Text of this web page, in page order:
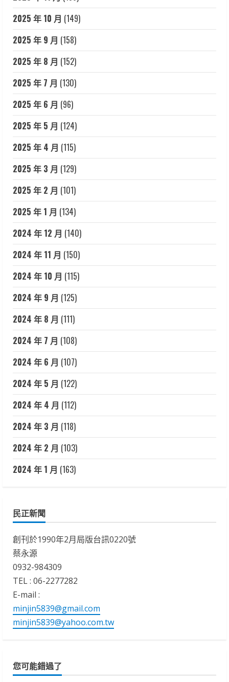
2025 年 10 月 (149)
2025 年 9 月 (158)
2025 年 8 月 (152)
2025 年 7 月 (130)
2025 年 6 月 (96)
2025 年 5 月 (124)
2025 年 4 月 (115)
2025 年 3 月 (129)
2025 年 2 月 (101)
2025 年 1 月 (134)
2024 年 12 月 (140)
2024 年 11 月 (150)
2024 年 10 月 (115)
2024 年 9 月 (125)
2024 年 8 月 (111)
2024 年 7 月 (108)
2024 年 6 月 (107)
2024 年 5 月 (122)
2024 年 4 月 (112)
2024 年 3 月 (118)
2024 年 2 月 (103)
2024 年 1 月 (163)
民正新聞
創刊於1990年2月局版台訊0220號
蔡永源
0932-984309
TEL : 06-2277282
E-mail :
minjin5839@gmail.com
minjin5839@yahoo.com.tw
您可能錯過了